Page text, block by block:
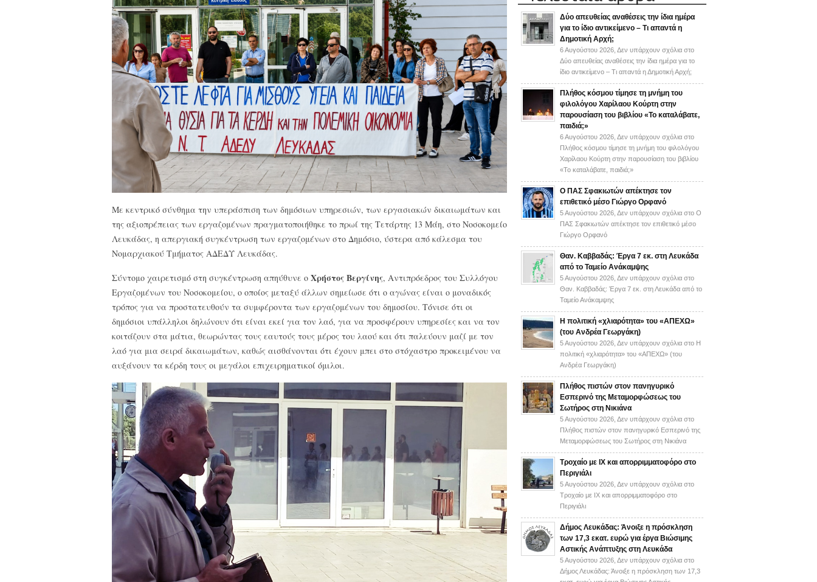
Με κεντρικό σύνθημα την υπεράσπιση των δημόσιων υπηρεσιών, των εργασιακών δικαιωμάτων και
της αξιοπρέπειας των εργαζομένων πραγματοποιήθηκε το πρωί της Τετάρτης 13 Μάη, στο Νοσοκομείο
Λευκάδας, η απεργιακή συγκέντρωση των εργαζομένων στο Δημόσιο, ύστερα από κάλεσμα του
Νομαρχιακού Τμήματος ΑΔΕΔΥ Λευκάδας.
Σύντομο χαιρετισμό στη συγκέντρωση απηύθυνε ο Χρήστος Βεργίνης, Αντιπρόεδρος του Συλλόγου
Εργαζομένων του Νοσοκομείου, ο οποίος μεταξύ άλλων σημείωσε ότι ο αγώνας είναι ο μοναδικός
τρόπος για να προστατευθούν τα συμφέροντα των εργαζομένων του δημοσίου. Τόνισε ότι οι
δημόσιοι υπάλληλοι δηλώνουν ότι είναι εκεί για τον λαό, για να προσφέρουν υπηρεσίες και να τον
κοιτάζουν στα μάτια, θεωρώντας τους εαυτούς τους μέρος του λαού και ότι παλεύουν μαζί με τον
λαό για μια σειρά δικαιωμάτων, καθώς αισθάνονται ότι έχουν μπει στο στόχαστρο προκειμένου να
αυξάνουν τα κέρδη τους οι μεγάλοι επιχειρηματικοί όμιλοι.
Δύο απευθείας αναθέσεις την ίδια ημέρα
για το ίδιο αντικείμενο – Τι απαντά η
Δημοτική Αρχή;
6 Αυγούστου 2026, Δεν υπάρχουν σχόλια στο
Δύο απευθείας αναθέσεις την ίδια ημέρα για το
ίδιο αντικείμενο – Τι απαντά η Δημοτική Αρχή;
Πλήθος κόσμου τίμησε τη μνήμη του
φιλολόγου Χαρίλαου Κούρτη στην
παρουσίαση του βιβλίου «Το καταλάβατε,
παιδιά;»
6 Αυγούστου 2026, Δεν υπάρχουν σχόλια στο
Πλήθος κόσμου τίμησε τη μνήμη του φιλολόγου
Χαρίλαου Κούρτη στην παρουσίαση του βιβλίου
«Το καταλάβατε, παιδιά;»
Ο ΠΑΣ Σφακιωτών απέκτησε τον
επιθετικό μέσο Γιώργο Ορφανό
5 Αυγούστου 2026, Δεν υπάρχουν σχόλια στο Ο
ΠΑΣ Σφακιωτών απέκτησε τον επιθετικό μέσο
Γιώργο Ορφανό
Θαν. Καββαδάς: Έργα 7 εκ. στη Λευκάδα
από το Ταμείο Ανάκαμψης
5 Αυγούστου 2026, Δεν υπάρχουν σχόλια στο
Θαν. Καββαδάς: Έργα 7 εκ. στη Λευκάδα από το
Ταμείο Ανάκαμψης
H πολιτική «χλιαρότητα» του «AΠΕΧΩ»
(του Ανδρέα Γεωργάκη)
5 Αυγούστου 2026, Δεν υπάρχουν σχόλια στο H
πολιτική «χλιαρότητα» του «AΠΕΧΩ» (του
Ανδρέα Γεωργάκη)
Πλήθος πιστών στον πανηγυρικό
Εσπερινό της Μεταμορφώσεως του
Σωτήρος στη Νικιάνα
5 Αυγούστου 2026, Δεν υπάρχουν σχόλια στο
Πλήθος πιστών στον πανηγυρικό Εσπερινό της
Μεταμορφώσεως του Σωτήρος στη Νικιάνα
Τροχαίο με ΙΧ και απορριμματοφόρο στο
Περιγιάλι
5 Αυγούστου 2026, Δεν υπάρχουν σχόλια στο
Τροχαίο με ΙΧ και απορριμματοφόρο στο
Περιγιάλι
Δήμος Λευκάδας: Άνοιξε η πρόσκληση
των 17,3 εκατ. ευρώ για έργα Βιώσιμης
Αστικής Ανάπτυξης στη Λευκάδα
5 Αυγούστου 2026, Δεν υπάρχουν σχόλια στο
Δήμος Λευκάδας: Άνοιξε η πρόσκληση των 17,3